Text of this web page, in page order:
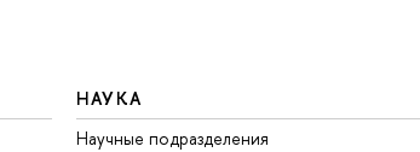
НАУКА
Научные подразделения